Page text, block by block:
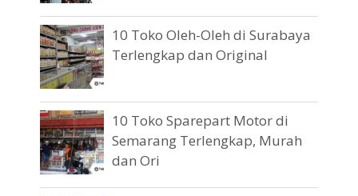
10 Toko Oleh-Oleh di Surabaya
Terlengkap dan Original
10 Toko Sparepart Motor di
Semarang Terlengkap, Murah
dan Ori